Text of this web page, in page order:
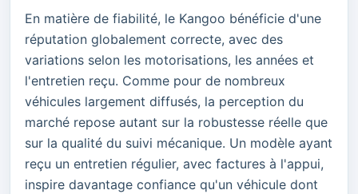
En matière de fiabilité, le Kangoo bénéficie d'une
réputation globalement correcte, avec des
variations selon les motorisations, les années et
l'entretien reçu. Comme pour de nombreux
véhicules largement diffusés, la perception du
marché repose autant sur la robustesse réelle que
sur la qualité du suivi mécanique. Un modèle ayant
reçu un entretien régulier, avec factures à l'appui,
inspire davantage confiance qu'un véhicule dont